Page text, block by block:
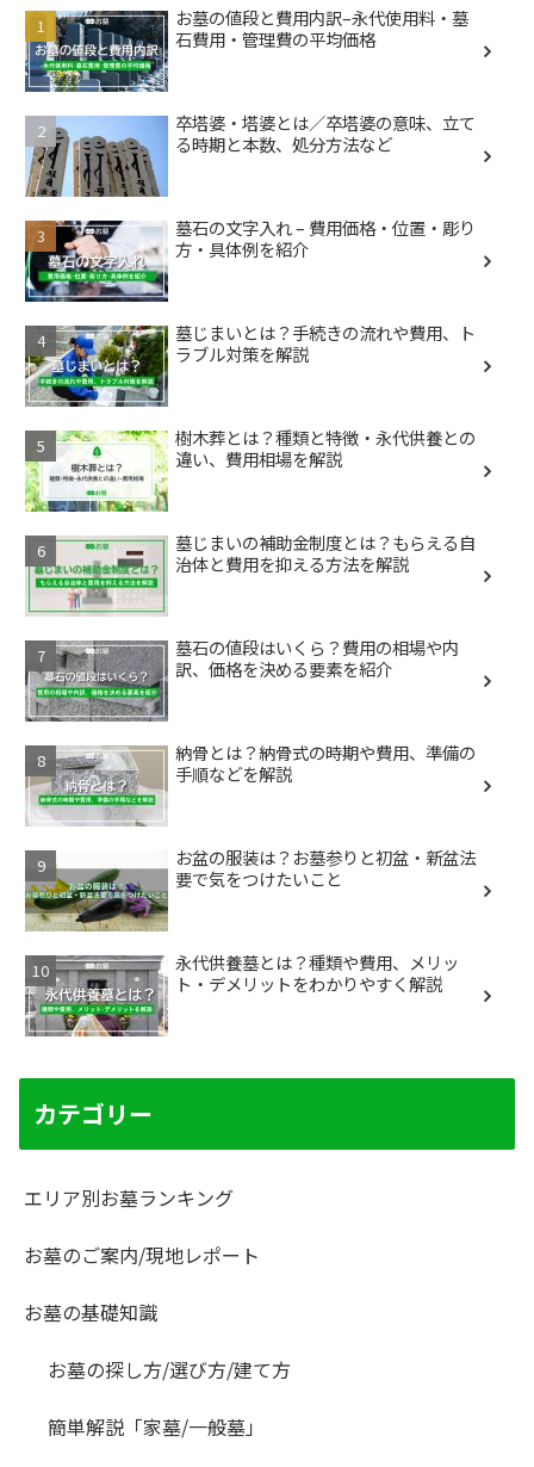
お墓の値段と費用内訳–永代使用料・墓
石費用・管理費の平均価格
卒塔婆・塔婆とは／卒塔婆の意味、立て
る時期と本数、処分方法など
墓石の文字入れ – 費用価格・位置・彫り
方・具体例を紹介
墓じまいとは？手続きの流れや費用、ト
ラブル対策を解説
樹木葬とは？種類と特徴・永代供養との
違い、費用相場を解説
墓じまいの補助金制度とは？もらえる自
治体と費用を抑える方法を解説
墓石の値段はいくら？費用の相場や内
訳、価格を決める要素を紹介
納骨とは？納骨式の時期や費用、準備の
手順などを解説
お盆の服装は？お墓参りと初盆・新盆法
要で気をつけたいこと
永代供養墓とは？種類や費用、メリッ
ト・デメリットをわかりやすく解説
カテゴリー
エリア別お墓ランキング
お墓のご案内/現地レポート
お墓の基礎知識
お墓の探し方/選び方/建て方
簡単解説「家墓/一般墓」